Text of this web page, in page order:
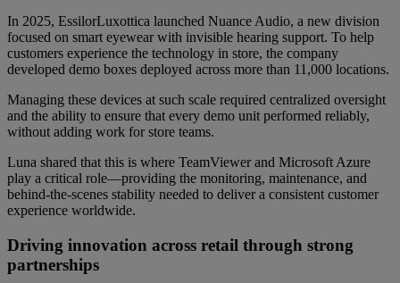
In 2025, EssilorLuxottica launched Nuance Audio, a new division
focused on smart eyewear with invisible hearing support. To help
customers experience the technology in store, the company
developed demo boxes deployed across more than 11,000 locations.
Managing these devices at such scale required centralized oversight
and the ability to ensure that every demo unit performed reliably,
without adding work for store teams.
Luna shared that this is where TeamViewer and Microsoft Azure
play a critical role—providing the monitoring, maintenance, and
behind-the-scenes stability needed to deliver a consistent customer
experience worldwide.
Driving innovation across retail through strong
partnerships